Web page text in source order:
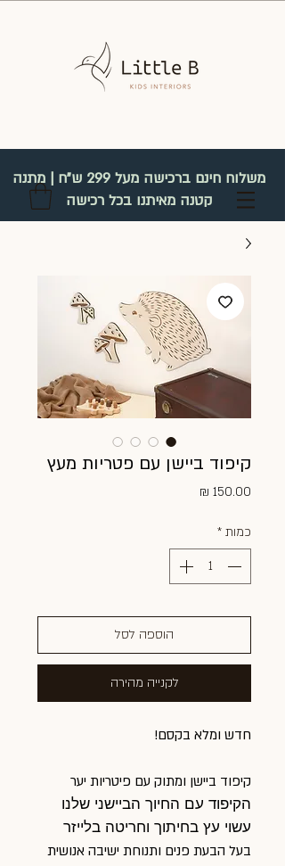
משלוח חינם ברכישה מעל 299 ש"ח | מתנה
קטנה מאיתנו בכל רכישה
קיפוד ביישן עם פטריות מעץ
כמות *
הוספה לסל
לקנייה מהירה
חדש ומלא בקסם!
קיפוד ביישן ומתוק עם פיטריות יער
הקיפוד עם החיוך הביישני שלנו
עשוי עץ בחיתוך וחריטה בלייזר
בעל הבעת פנים ותנוחת ישיבה אנושית